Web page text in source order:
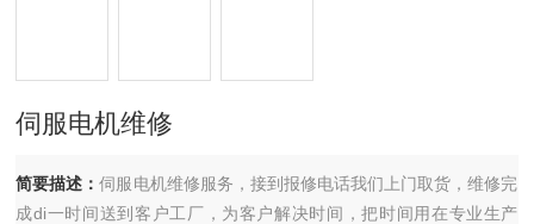
伺服电机维修
简要描述：伺服电机维修服务，接到报修电话我们上门取货，维修完
成di一时间送到客户工厂，为客户解决时间，把时间用在专业生产